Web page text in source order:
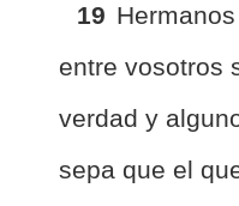
19
entre vosotros
verdad y
sepa que el